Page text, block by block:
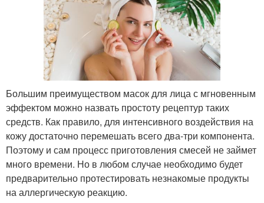
Лица по методике Корейские маски
Лица от
преждевременного
старения
Лица в летний период
Лица в разное время Уникальные маски
Большим преимуществом масок для лица с мгновенным
эффектом можно назвать простоту рецептур таких
средств. Как правило, для интенсивного воздействия на
кожу достаточно перемешать всего два-три компонента.
Поэтому и сам процесс приготовления смесей не займет
много времени. Но в любом случае необходимо будет
предварительно протестировать незнакомые продукты
на аллергическую реакцию.